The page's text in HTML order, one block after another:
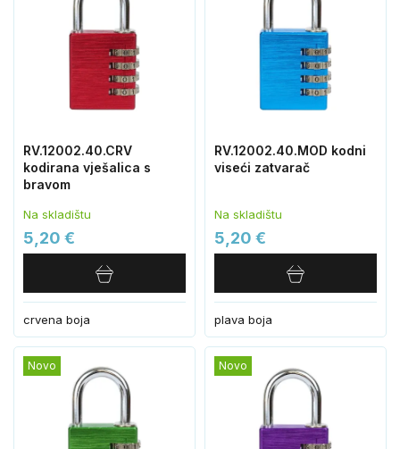
RV.12002.40.CRV
kodirana vješalica s ​​
bravom
Na skladištu
5,20 €
crvena boja
RV.12002.40.MOD kodni
viseći zatvarač
Na skladištu
5,20 €
plava boja
Novo Novo